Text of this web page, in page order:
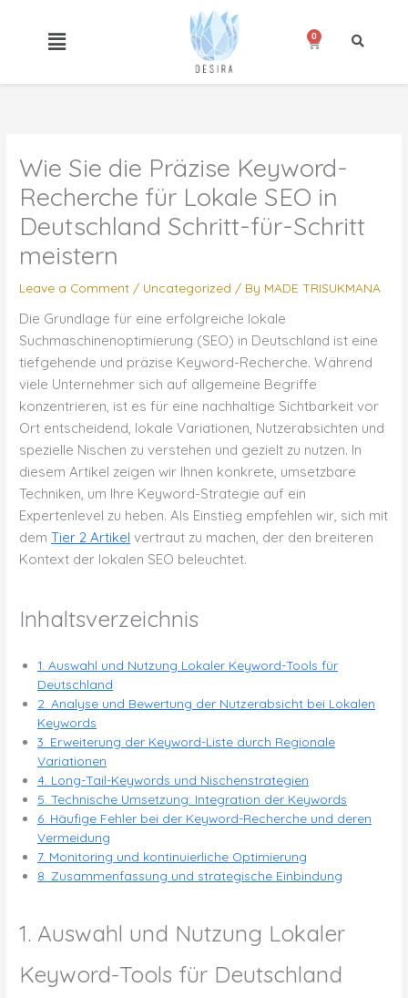
0
Cart
Wie Sie die Präzise Keyword-
Recherche für Lokale SEO in
Deutschland Schritt-für-Schritt
meistern
Leave a Comment / Uncategorized / By MADE TRISUKMANA
Die Grundlage für eine erfolgreiche lokale
Suchmaschinenoptimierung (SEO) in Deutschland ist eine
tiefgehende und präzise Keyword-Recherche. Während
viele Unternehmer sich auf allgemeine Begriffe
konzentrieren, ist es für eine nachhaltige Sichtbarkeit vor
Ort entscheidend, lokale Variationen, Nutzerabsichten und
spezielle Nischen zu verstehen und gezielt zu nutzen. In
diesem Artikel zeigen wir Ihnen konkrete, umsetzbare
Techniken, um Ihre Keyword-Strategie auf ein
Expertenlevel zu heben. Als Einstieg empfehlen wir, sich mit
demTier 2 Artikel vertraut zu machen, der den breiteren
Kontext der lokalen SEO beleuchtet.
Inhaltsverzeichnis
1. Auswahl und Nutzung Lokaler Keyword-Tools für
Deutschland
2. Analyse und Bewertung der Nutzerabsicht bei Lokalen
Keywords
3. Erweiterung der Keyword-Liste durch Regionale
Variationen
4. Long-Tail-Keywords und Nischenstrategien
5. Technische Umsetzung: Integration der Keywords
6. Häufige Fehler bei der Keyword-Recherche und deren
Vermeidung
7. Monitoring und kontinuierliche Optimierung
8. Zusammenfassung und strategische Einbindung
1. Auswahl und Nutzung Lokaler
Keyword-Tools für Deutschland